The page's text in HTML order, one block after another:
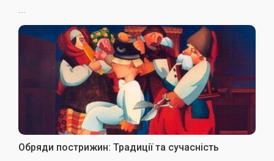
Обряди пострижин: Традиції та сучасність